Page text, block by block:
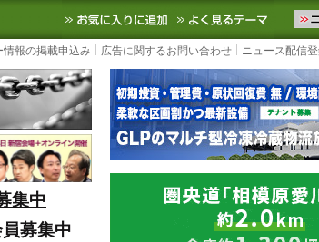
ど国内外の最新の物流ニュースをお届けし
お気に入りに追加 よく
報の掲載申込み 広告に関するお問い合わせ ニュース配信登
集中
募集中